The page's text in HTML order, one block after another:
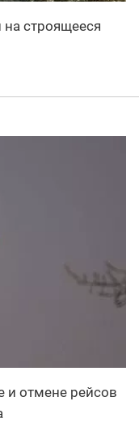
строящееся
и отмене рейсов